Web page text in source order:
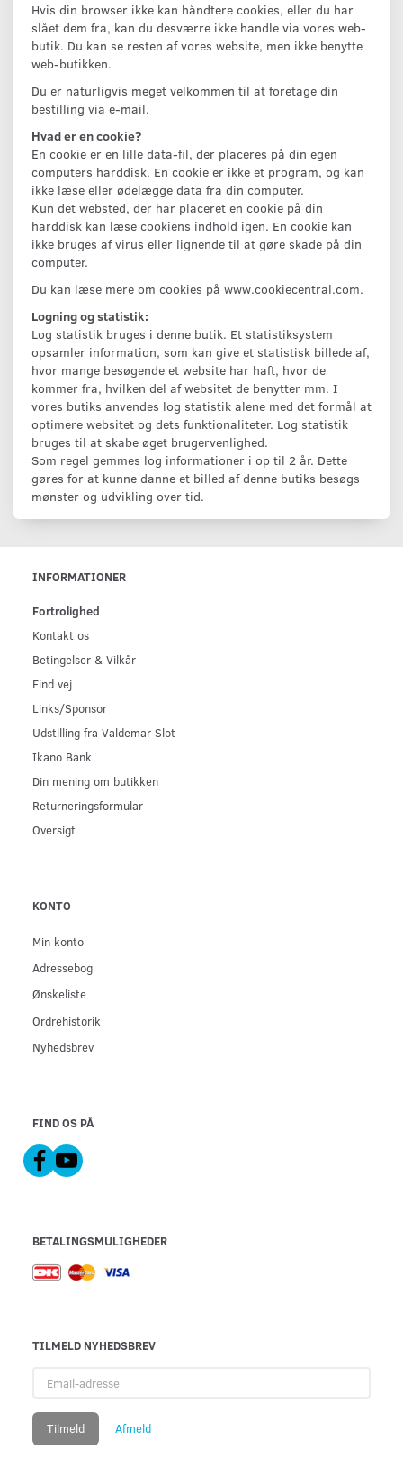
Hvis din browser ikke kan håndtere cookies, eller du har
slået dem fra, kan du desværre ikke handle via vores web-
butik. Du kan se resten af vores website, men ikke benytte
web-butikken.
Du er naturligvis meget velkommen til at foretage din
bestilling via e-mail.
Hvad er en cookie?
En cookie er en lille data-fil, der placeres på din egen
computers harddisk. En cookie er ikke et program, og kan
ikke læse eller ødelægge data fra din computer.
Kun det websted, der har placeret en cookie på din
harddisk kan læse cookiens indhold igen. En cookie kan
ikke bruges af virus eller lignende til at gøre skade på din
computer.
Du kan læse mere om cookies på www.cookiecentral.com.
Logning og statistik:
Log statistik bruges i denne butik. Et statistiksystem
opsamler information, som kan give et statistisk billede af,
hvor mange besøgende et website har haft, hvor de
kommer fra, hvilken del af websitet de benytter mm. I
vores butiks anvendes log statistik alene med det formål at
optimere websitet og dets funktionaliteter. Log statistik
bruges til at skabe øget brugervenlighed.
Som regel gemmes log informationer i op til 2 år. Dette
gøres for at kunne danne et billed af denne butiks besøgs
mønster og udvikling over tid.
INFORMATIONER
Fortrolighed
Kontakt os
Betingelser & Vilkår
Find vej
Links/Sponsor
Udstilling fra Valdemar Slot
Ikano Bank
Din mening om butikken
Returneringsformular
Oversigt
KONTO
Min konto
Adressebog
Ønskeliste
Ordrehistorik
Nyhedsbrev
FIND OS PÅ
BETALINGSMULIGHEDER
TILMELD NYHEDSBREV
adresse
Tilmeld Afmeld